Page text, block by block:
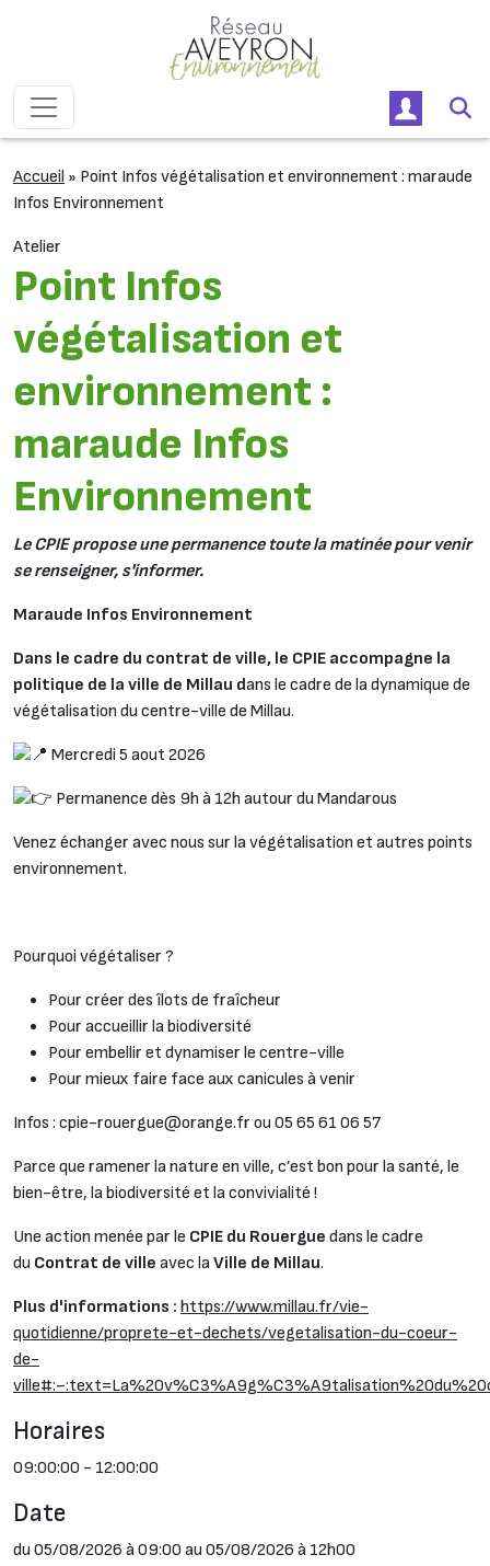
Navigation principale
Accueil » Point Infos végétalisation et environnement : maraude
Infos Environnement
Atelier
Point Infos
végétalisation et
environnement :
maraude Infos
Environnement
Le CPIE propose une permanence toute la matinée pour venir
se renseigner, s'informer.
Maraude Infos Environnement
Dans le cadre du contrat de ville, le CPIE accompagne la
politique de la ville de Millau dans le cadre de la dynamique de
végétalisation du centre-ville de Millau.
Mercredi 5 aout 2026
Permanence dès 9h à 12h autour du Mandarous
Venez échanger avec nous sur la végétalisation et autres points
environnement.
Pourquoi végétaliser ?
Pour créer des îlots de fraîcheur
Pour accueillir la biodiversité
Pour embellir et dynamiser le centre-ville
Pour mieux faire face aux canicules à venir
Infos : cpie-rouergue@orange.fr ou 05 65 61 06 57
Parce que ramener la nature en ville, c’est bon pour la santé, le
bien-être, la biodiversité et la convivialité !
Une action menée par le CPIE du Rouergue dans le cadre
du Contrat de ville avec laVille de Millau.
Plus d'informations : https://www.millau.fr/vie-
quotidienne/proprete-et-dechets/vegetalisation-du-coeur-
de-
Horaires
09:00:00 - 12:00:00
Date
du 05/08/2026 à 09:00 au 05/08/2026 à 12h00